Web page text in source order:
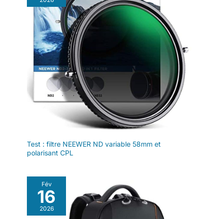
de 128Go : offre un
espace de stockage
suffisant pour des
milliers de photos
des heures de vidéos
4K, permettant des
sessions de tournage
prolongées sans
changement de carte
n'héritera pas des autorisations
du dossier de destination et
peut entraîner des problèmes
d'accès ; tels que Accès refusé,
Autorisation administrateur
requise ou Dossier vide c. Les
clés USB et les cartes SD d'une
capacité de 64 Go sont
formatées à l'aide du système
de fichiers FAT32. FAT32 a une
limite de taille de fichier
maximale de 4 Go. Formatez le
lecteur ou la carte à l'aide d'un
système de fichiers prenant en
charge les fichiers d'une taille
supérieure à 4 Go Température
de fonctionnement: -25°C à
85°C
Test : filtre NEEWER ND variable 58mm et
polarisant CPL
Fév
16
2026